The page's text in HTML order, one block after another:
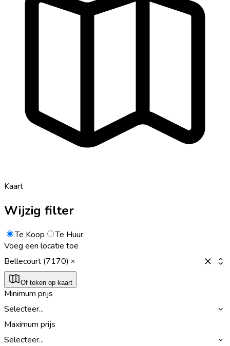
Kaart
Wijzig filter
Te Koop
Te Huur
Voeg een locatie toe
Bellecourt (7170)
Of teken op kaart
Minimum prijs
Selecteer...
Maximum prijs
Selecteer...